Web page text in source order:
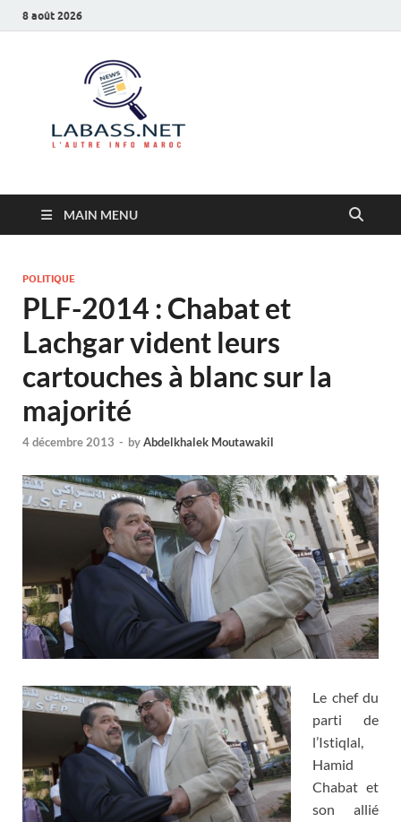
8 août 2026
MAIN MENU
POLITIQUE
PLF-2014 : Chabat et
Lachgar vident leurs
cartouches à blanc sur la
majorité
4 décembre 2013 - byAbdelkhalek Moutawakil
Le chef du
parti de
l’Istiqlal,
Hamid
Chabat et
son allié